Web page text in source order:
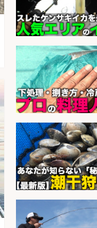
経験歓迎&土
126日/高額・
会社名
ーズ株
8月開始/釣り
シスタントの
勤務可/営業事
会社名 株式会
さらに